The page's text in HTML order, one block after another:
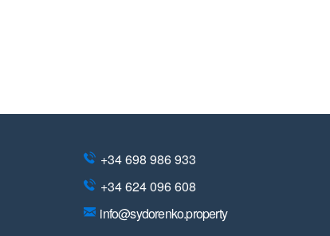
+34 698 986 933
+34 624 096 608
info@sydorenko.property